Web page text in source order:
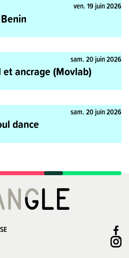
ven. 19 juin 2026
sam. 20 juin 2026
ancrage (Movlab)
sam. 20 juin 2026
dance